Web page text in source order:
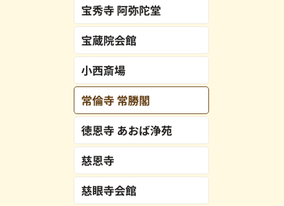
宝秀寺 阿弥陀堂
宝蔵院会館
小西斎場
常倫寺 常勝閣
徳恩寺 あおば浄苑
慈恩寺
慈眼寺会館